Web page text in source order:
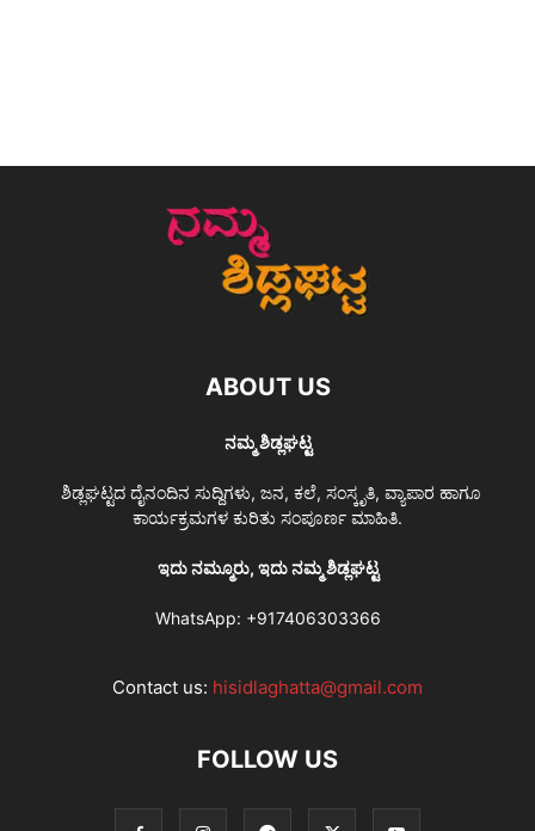
ABOUT US
ನಮ್ಮ ಶಿಡ್ಲಘಟ್ಟ
ಶಿಡ್ಲಘಟ್ಟದ ದೈನಂದಿನ ಸುದ್ದಿಗಳು, ಜನ, ಕಲೆ, ಸಂಸ್ಕೃತಿ, ವ್ಯಾಪಾರ ಹಾಗೂ
ಕಾರ್ಯಕ್ರಮಗಳ ಕುರಿತು ಸಂಪೂರ್ಣ ಮಾಹಿತಿ.
ಇದು ನಮ್ಮೂರು, ಇದು ನಮ್ಮ ಶಿಡ್ಲಘಟ್ಟ
WhatsApp: +917406303366
Contact us: hisidlaghatta@gmail.com
FOLLOW US